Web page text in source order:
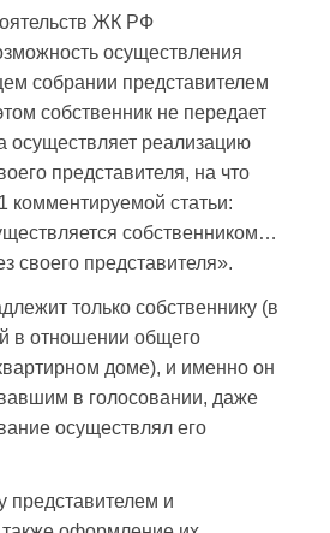
ЖК РФ
осуществления
собрании представителем
собственник не передает
осуществляет реализацию
представителя, на что
комментируемой статьи:
собственником…
своего представителя».
только собственнику (в
в отношении общего
доме), и именно он
в голосовании, даже
осуществлял его
и